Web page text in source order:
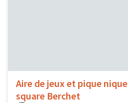
Aire de jeux et pique nique
square Berchet